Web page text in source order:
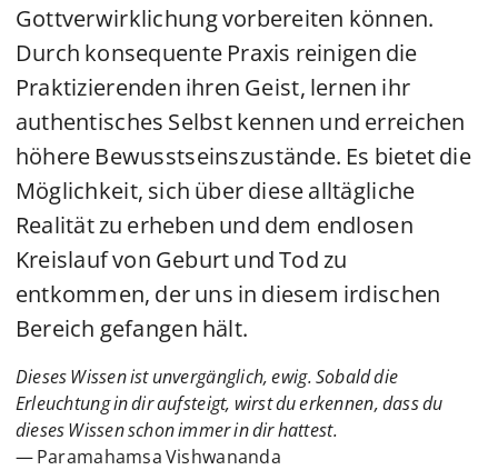
Gottverwirklichung vorbereiten können.
Durch konsequente Praxis reinigen die
Praktizierenden ihren Geist, lernen ihr
authentisches Selbst kennen und erreichen
höhere Bewusstseinszustände. Es bietet die
Möglichkeit, sich über diese alltägliche
Realität zu erheben und dem endlosen
Kreislauf von Geburt und Tod zu
entkommen, der uns in diesem irdischen
Bereich gefangen hält.
Dieses Wissen ist unvergänglich, ewig. Sobald die
Erleuchtung in dir aufsteigt, wirst du erkennen, dass du
dieses Wissen schon immer in dir hattest.
— Paramahamsa Vishwananda